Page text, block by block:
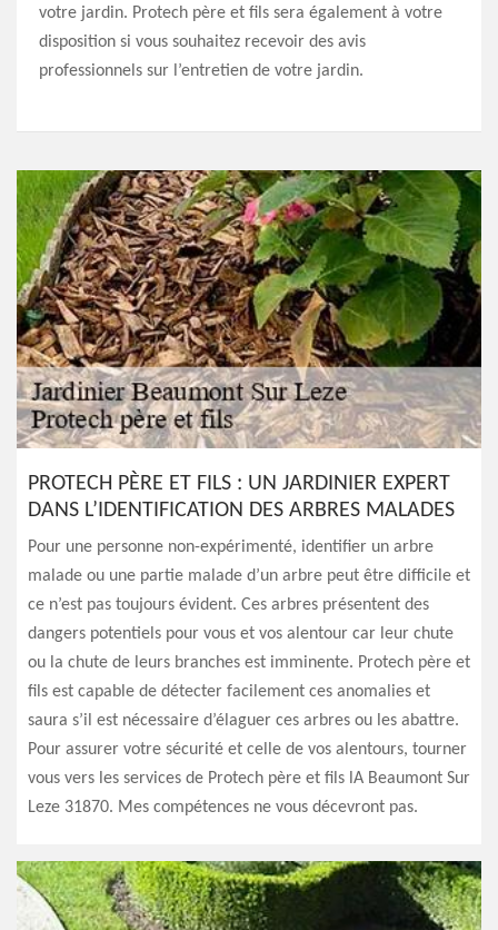
votre jardin. Protech père et fils sera également à votre
disposition si vous souhaitez recevoir des avis
professionnels sur l’entretien de votre jardin.
PROTECH PÈRE ET FILS : UN JARDINIER EXPERT
DANS L’IDENTIFICATION DES ARBRES MALADES
Pour une personne non-expérimenté, identifier un arbre
malade ou une partie malade d’un arbre peut être difficile et
ce n’est pas toujours évident. Ces arbres présentent des
dangers potentiels pour vous et vos alentour car leur chute
ou la chute de leurs branches est imminente. Protech père et
fils est capable de détecter facilement ces anomalies et
saura s’il est nécessaire d’élaguer ces arbres ou les abattre.
Pour assurer votre sécurité et celle de vos alentours, tourner
vous vers les services de Protech père et fils lA Beaumont Sur
Leze 31870. Mes compétences ne vous décevront pas.